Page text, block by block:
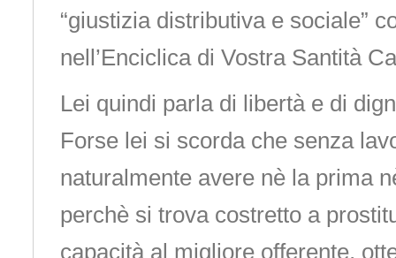
“giustizia distributiva e sociale”
nell’Enciclica di Vostra Santità
Lei quindi parla di libertà e di
Forse lei si scorda che senza
naturalmente avere nè la prima
perchè si trova costretto a
capacità al migliore offerente,